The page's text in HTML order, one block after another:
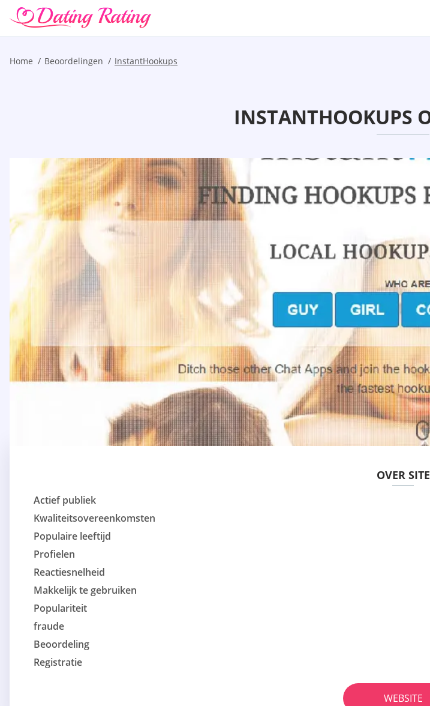
Home Beoordelingen InstantHookups
INSTANTHOOKUPS
OVER SITE
Actief publiek
Kwaliteitsovereenkomsten
Populaire leeftijd
Profielen
Reactiesnelheid
Makkelijk te gebruiken
Populariteit
fraude
Beoordeling
Registratie
WEBSITE